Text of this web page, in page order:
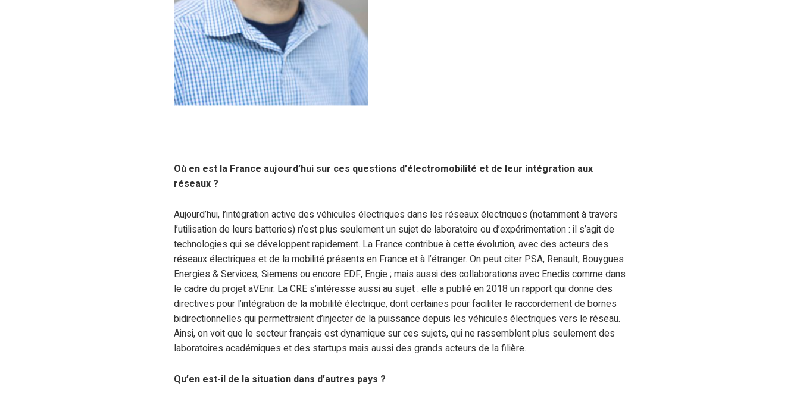
Où en est la France aujourd’hui sur ces questions d’électromobilité et de leur intégration aux
réseaux ?
Aujourd’hui, l’intégration active des véhicules électriques dans les réseaux électriques (notamment à travers
l’utilisation de leurs batteries) n’est plus seulement un sujet de laboratoire ou d’expérimentation : il s’agit de
technologies qui se développent rapidement. La France contribue à cette évolution, avec des acteurs des
réseaux électriques et de la mobilité présents en France et à l’étranger. On peut citer PSA, Renault, Bouygues
Energies & Services, Siemens ou encore EDF, Engie ; mais aussi des collaborations avec Enedis comme dans
le cadre du projet aVEnir. La CRE s’intéresse aussi au sujet : elle a publié en 2018 un rapport qui donne des
directives pour l’intégration de la mobilité électrique, dont certaines pour faciliter le raccordement de bornes
bidirectionnelles qui permettraient d’injecter de la puissance depuis les véhicules électriques vers le réseau.
Ainsi, on voit que le secteur français est dynamique sur ces sujets, qui ne rassemblent plus seulement des
laboratoires académiques et des startups mais aussi des grands acteurs de la filière.
Qu’en est-il de la situation dans d’autres pays ?